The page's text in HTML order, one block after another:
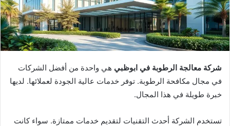
شركة معالجة الرطوبة في ابوظبي هي واحدة من أفضل الشركات
في مجال مكافحة الرطوبة. توفر خدمات عالية الجودة لعملائها. لديها
خبرة طويلة في هذا المجال.
تستخدم الشركة أحدث التقنيات لتقديم خدمات ممتازة. سواء كانت